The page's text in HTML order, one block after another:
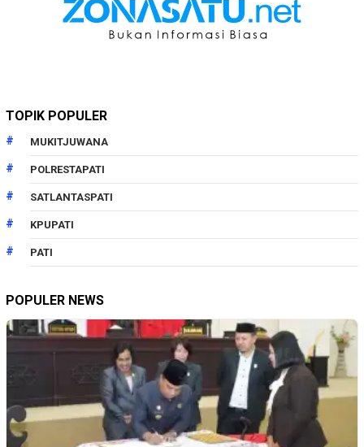
TOPIK POPULER
MUKITJUWANA
POLRESTAPATI
SATLANTASPATI
KPUPATI
PATI
POPULER NEWS